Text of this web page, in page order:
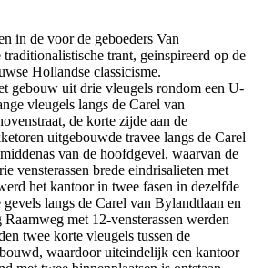
in de voor de geboeders Van
trant, geinspireerd op de
Hollandse classicisme.
gebouw uit drie vleugels rondom een U-
vleugels langs de Carel van
de korte zijde aan de
uitgebouwde travee langs de Carel
van de hoofdgevel, waarvan de
vensterassen brede eindrisalieten met
het kantoor in twee fasen in dezelfde
langs de Carel van Bylandtlaan en
met 12-vensterassen werden
twee korte vleugels tussen de
waardoor uiteindelijk een kantoor